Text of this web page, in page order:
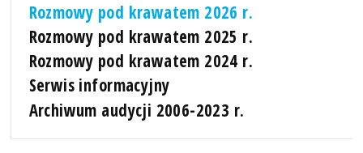
Rozmowy pod krawatem 2026 r.
Rozmowy pod krawatem 2025 r.
Rozmowy pod krawatem 2024 r.
Serwis informacyjny
Archiwum audycji 2006-2023 r.